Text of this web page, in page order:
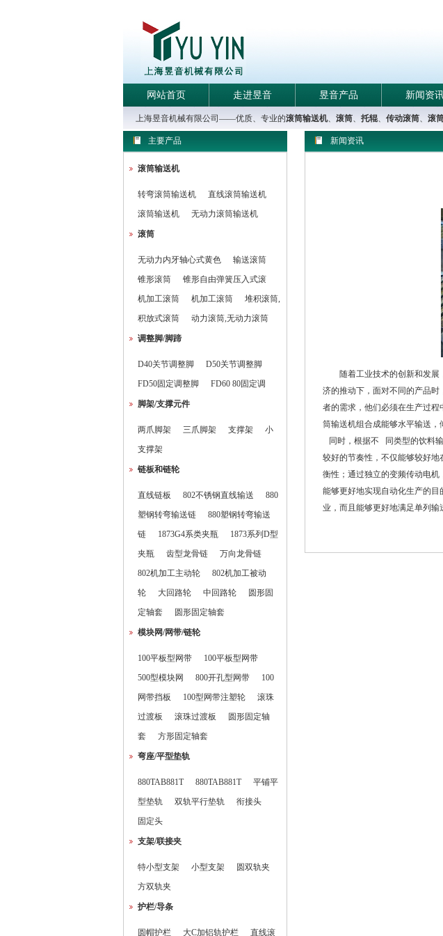
网站首页 走进昱音 昱音产品 新闻资
上海昱音机械有限公司——优质、专业的滚筒输送机、 滚筒、 托辊、 传动滚筒、 滚
主要产品
滚筒输送机
转弯滚筒输送机
直线滚筒输送机
滚筒输送机
无动力滚筒输送机
滚筒
无动力内牙轴心式黄色
输送滚筒
锥形滚筒
锥形自由弹簧压入式滚
机加工滚筒
机加工滚筒
堆积滚筒,
积放式滚筒
动力滚筒,无动力滚筒
调整脚/脚蹄
D40关节调整脚
D50关节调整脚
FD50固定调整脚
FD60 80固定调
脚架/支撑元件
两爪脚架 三爪脚架 支撑架
小
支撑架
链板和链轮
直线链板 802不锈钢直线输送
880
塑钢转弯输送链
880塑钢转弯输送
链
1873G4系类夹瓶
1873系列D型
夹瓶
齿型龙骨链
万向龙骨链
802机加工主动轮
802机加工被动
轮
大回路轮 中回路轮
圆形固
定轴套
圆形固定轴套
模块网/网带/链轮
100平板型网带
100平板型网带
500型模块网
800开孔型网带
100
网带挡板
100型网带注塑轮
滚珠
过渡板
滚珠过渡板
圆形固定轴
套
方形固定轴套
弯座/平型垫轨
880TAB881T 880TAB881T
平铺平
型垫轨
双轨平行垫轨
衔接头
固定头
支架/联接夹
特小型支架 小型支架
圆双轨夹
方双轨夹
护栏/导条
圆帽护栏 大C加铝轨护栏 直线滚
新闻资讯
随着工业技术的创新和发
济的推动下，面对不同的产品
者的需求，他们必须在生产过
筒输送机组合成能够水平输送，
同时，根据不 同类型的饮料
较好的节奏性，不仅能够较好
衡性；通过独立的变频传动电
能够更好地实现自动化生产的目
业，而且能够更好地满足单列输